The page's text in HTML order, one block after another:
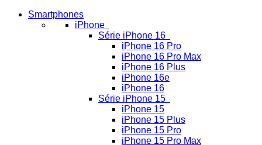
Smartphones
iPhone
Série iPhone 16
iPhone 16 Pro
iPhone 16 Pro Max
iPhone 16 Plus
iPhone 16e
iPhone 16
Série iPhone 15
iPhone 15
iPhone 15 Plus
iPhone 15 Pro
iPhone 15 Pro Max